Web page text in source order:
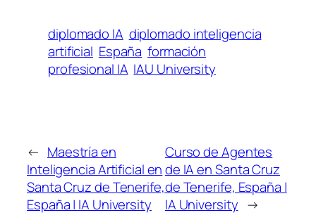
diplomado IA diplomado inteligencia
artificial España formación
profesional IA IAU University
← Maestría en
Inteligencia Artificial en
Santa Cruz de Tenerife,
España | IA University
Curso de Agentes
de IA en Santa Cruz
de Tenerife, España |
IA University →